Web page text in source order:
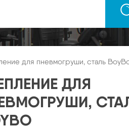
для пневмогруши, сталь
ДЛЯ